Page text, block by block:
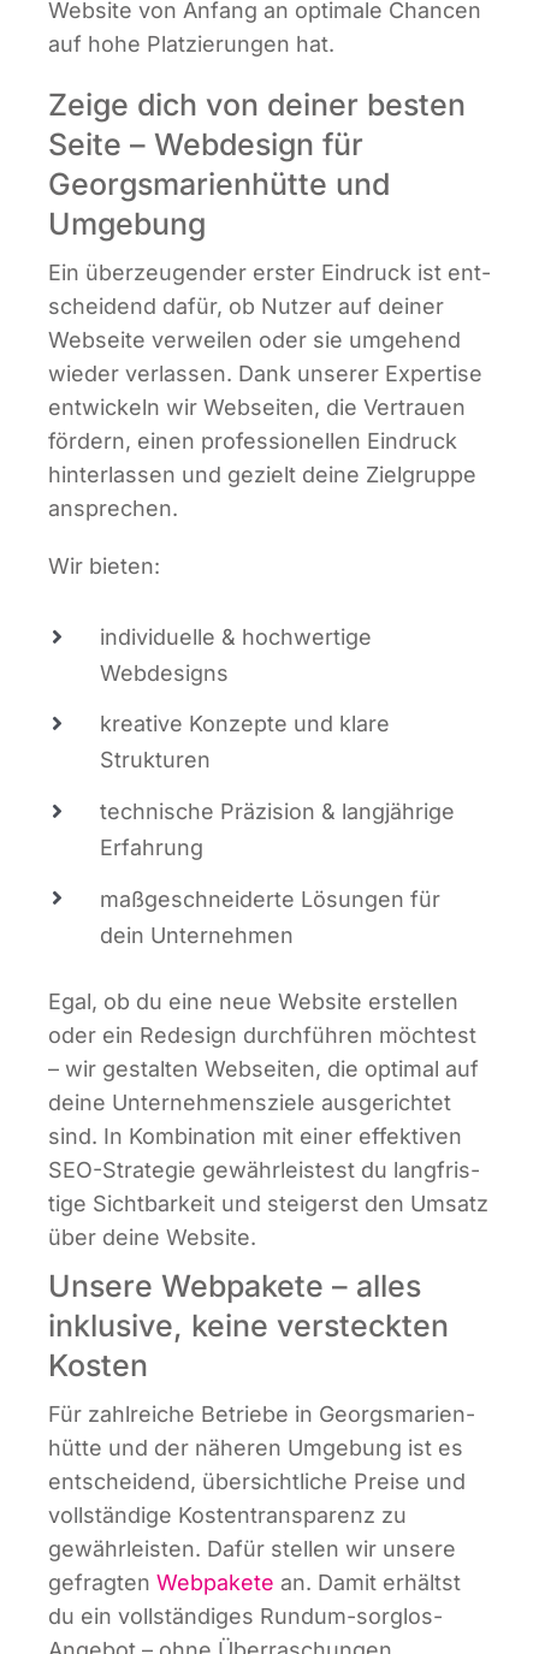
Web­site von Anfang an opti­ma­le Chan­cen
auf hohe Plat­zie­run­gen hat.
Zeige dich von deiner besten
Seite – Webdesign für
Georgsmarienhütte und
Umgebung
Ein über­zeu­gen­der ers­ter Ein­druck ist ent­
schei­dend dafür, ob Nut­zer auf dei­ner
Web­sei­te ver­wei­len oder sie umge­hend
wie­der ver­las­sen. Dank unse­rer Exper­ti­se
ent­wi­ckeln wir Web­sei­ten, die Ver­trau­en
för­dern, einen pro­fes­sio­nel­len Ein­druck
hin­ter­las­sen und gezielt dei­ne Ziel­grup­pe
ansprechen.
Wir bie­ten:
indi­vi­du­el­le & hoch­wer­ti­ge
Webdesigns
krea­ti­ve Kon­zep­te und kla­re
Strukturen
tech­ni­sche Prä­zi­si­on & lang­jäh­ri­ge
Erfahrung
maß­ge­schnei­der­te Lösun­gen für
dein Unternehmen
Egal, ob du eine neue Web­site erstel­len
oder ein Rede­sign durch­füh­ren möch­test
– wir gestal­ten Web­sei­ten, die opti­mal auf
dei­ne Unter­neh­mens­zie­le aus­ge­rich­tet
sind. In Kom­bi­na­ti­on mit einer effek­ti­ven
SEO-Stra­te­gie gewähr­leis­test du lang­fris­
ti­ge Sicht­bar­keit und stei­gerst den Umsatz
über dei­ne Website.
Unsere Webpakete – alles
inklusive, keine versteckten
Kosten
Für zahl­rei­che Betrie­be in Georgs­ma­ri­en­
hüt­te und der nähe­ren Umge­bung ist es
ent­schei­dend, über­sicht­li­che Prei­se und
voll­stän­di­ge Kos­ten­trans­pa­renz zu
gewähr­leis­ten. Dafür stel­len wir unse­re
gefrag­ten Web­pa­ke­te an. Damit erhältst
du ein voll­stän­di­ges Rund­um-sorg­los-